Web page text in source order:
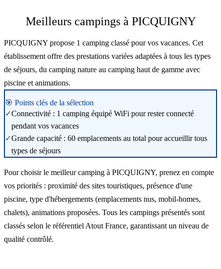
Meilleurs campings à PICQUIGNY
PICQUIGNY propose 1 camping classé pour vos vacances. Cet
établissement offre des prestations variées adaptées à tous les types
de séjours, du camping nature au camping haut de gamme avec
piscine et animations.
🎯 Points clés de la sélection
✓Connectivité : 1 camping équipé WiFi pour rester connecté
pendant vos vacances
✓Grande capacité : 60 emplacements au total pour accueillir tous
types de séjours
Pour choisir le meilleur camping à PICQUIGNY, prenez en compte
vos priorités : proximité des sites touristiques, présence d'une
piscine, type d'hébergements (emplacements nus, mobil-homes,
chalets), animations proposées. Tous les campings présentés sont
classés selon le référentiel Atout France, garantissant un niveau de
qualité contrôlé.